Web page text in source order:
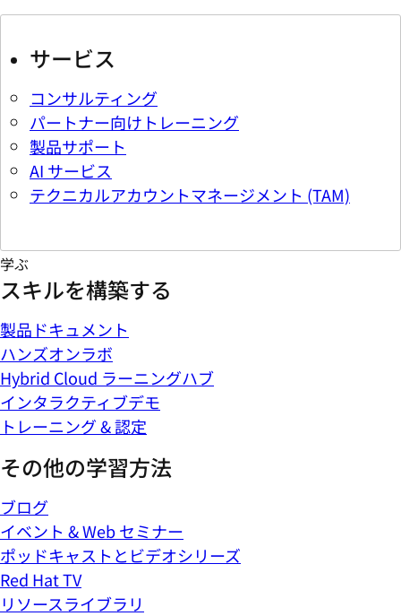
サービス
コンサルティング
パートナー向けトレーニング
製品サポート
AI サービス
テクニカルアカウントマネージメント (TAM)
学ぶ
スキルを構築する
製品ドキュメント
ハンズオンラボ
Hybrid Cloud ラーニングハブ
インタラクティブデモ
トレーニング & 認定
その他の学習方法
ブログ
イベント & Web セミナー
ポッドキャストとビデオシリーズ
Red Hat TV
リソースライブラリ